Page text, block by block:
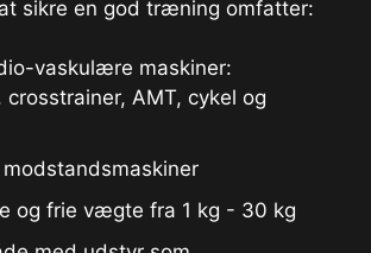
sikre en god træning omfatter:
vaskulære maskiner:
AMT, cykel og
og frie vægte fra 1 kg - 30 kg